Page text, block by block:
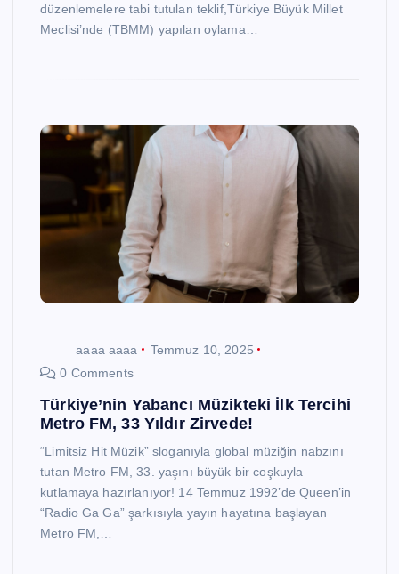
düzenlemelere tabi tutulan teklif,Türkiye Büyük Millet
Meclisi’nde (TBMM) yapılan oylama…
aaaa aaaa
Temmuz 10, 2025
0 Comments
Türkiye’nin Yabancı Müzikteki İlk Tercihi
Metro FM, 33 Yıldır Zirvede!
“Limitsiz Hit Müzik” sloganıyla global müziğin nabzını
tutan Metro FM, 33. yaşını büyük bir coşkuyla
kutlamaya hazırlanıyor! 14 Temmuz 1992’de Queen’in
“Radio Ga Ga” şarkısıyla yayın hayatına başlayan
Metro FM,…